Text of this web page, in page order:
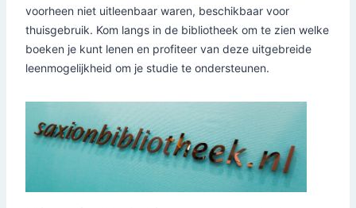
voorheen niet uitleenbaar waren, beschikbaar voor
thuisgebruik. Kom langs in de bibliotheek om te zien welke
boeken je kunt lenen en profiteer van deze uitgebreide
leenmogelijkheid om je studie te ondersteunen.